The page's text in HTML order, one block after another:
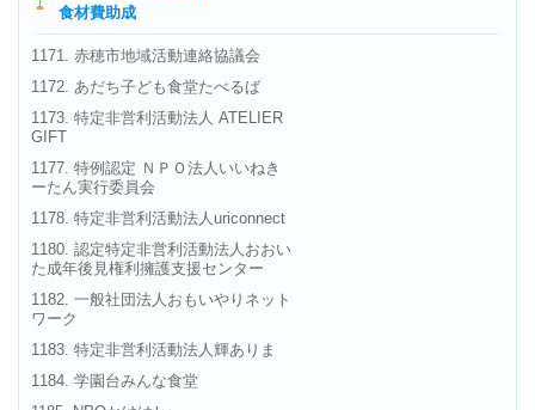
食材費助成
1171. 赤穂市地域活動連絡協議会
1172. あだち子ども食堂たべるば
1173. 特定非営利活動法人 ATELIER
GIFT
1177. 特例認定 ＮＰＯ法人いいねき
ーたん実行委員会
1178. 特定非営利活動法人uriconnect
1180. 認定特定非営利活動法人おおい
た成年後見権利擁護支援センター
1182. 一般社団法人おもいやりネット
ワーク
1183. 特定非営利活動法人輝ありま
1184. 学園台みんな食堂